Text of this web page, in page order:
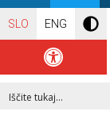
SLO ENG